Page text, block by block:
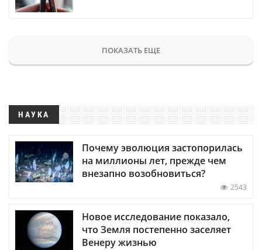
ПОКАЗАТЬ ЕЩЕ
НАУКА
Почему эволюция застопорилась
на миллионы лет, прежде чем
внезапно возобновиться?
2543
Новое исследование показало,
что Земля постепенно заселяет
Венеру жизнью